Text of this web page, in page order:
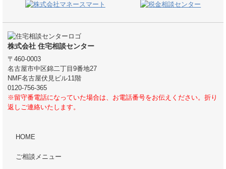
株式会社 住宅相談センター
〒460-0003
名古屋市中区錦二丁目9番地27
NMF名古屋伏見ビル11階
0120-756-365
※留守番電話になっていた場合は、お電話番号をお伝えください。折り
返しご連絡いたします。
HOME
ご相談メニュー